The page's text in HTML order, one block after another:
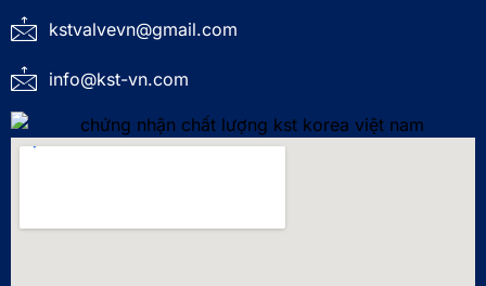
kstvalvevn@gmail.com
info@kst-vn.com